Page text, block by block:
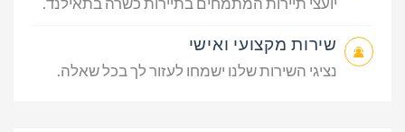
שירות מקצועי ואישי
נציגי השירות שלנו ישמחו לעזור לך בכל שאלה.